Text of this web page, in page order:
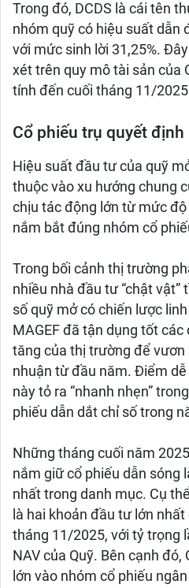
Trong đó, DCDS là cái tên
nhóm quỹ có hiệu suất dẫn
với mức sinh lời 31,25%.
xét trên quy mô tài sản của
tính đến cuối tháng 11/
Cổ phiếu trụ quyết
Hiệu suất đầu tư của quỹ
thuộc vào xu hướng chung
chịu tác động lớn từ mức
nắm bắt đúng nhóm cổ
Trong bối cảnh thị trường
nhiều nhà đầu tư “chật
số quỹ mở có chiến lược
MAGEF đã tận dụng tốt
tăng của thị trường để vươn
nhuận từ đầu năm. Điểm
này tỏ ra “nhanh nhẹn”
phiếu dẫn dắt chỉ số trong
Những tháng cuối năm
nắm giữ cổ phiếu dẫn sóng
nhất trong danh mục. Cụ
là hai khoản đầu tư lớn
tháng 11/2025, với tỷ trọng
NAV của Quỹ. Bên cạnh
lớn vào nhóm cổ phiếu